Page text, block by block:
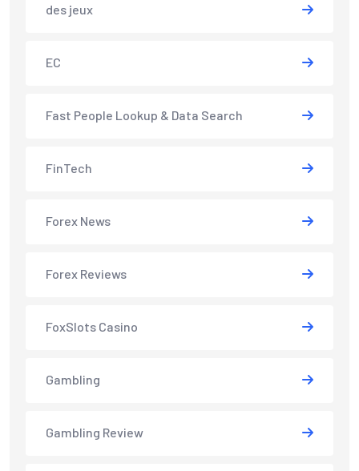
des jeux
EC
Fast People Lookup & Data Search
FinTech
Forex News
Forex Reviews
FoxSlots Casino
Gambling
Gambling Review